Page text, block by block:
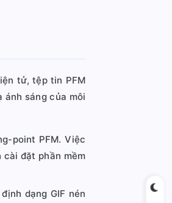
tử, tệp tin PFM
sáng của môi
point PFM. Việc
cài đặt phần mềm
dạng GIF nén